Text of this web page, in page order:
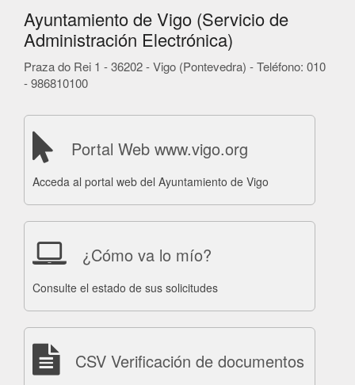
Ayuntamiento de Vigo (Servicio de
Administración Electrónica)
Praza do Rei 1 - 36202 - Vigo (Pontevedra) - Teléfono: 010
- 986810100
Portal Web www.vigo.org
Acceda al portal web del Ayuntamiento de Vigo
¿Cómo va lo mío?
Consulte el estado de sus solicitudes
CSV Verificación de documentos